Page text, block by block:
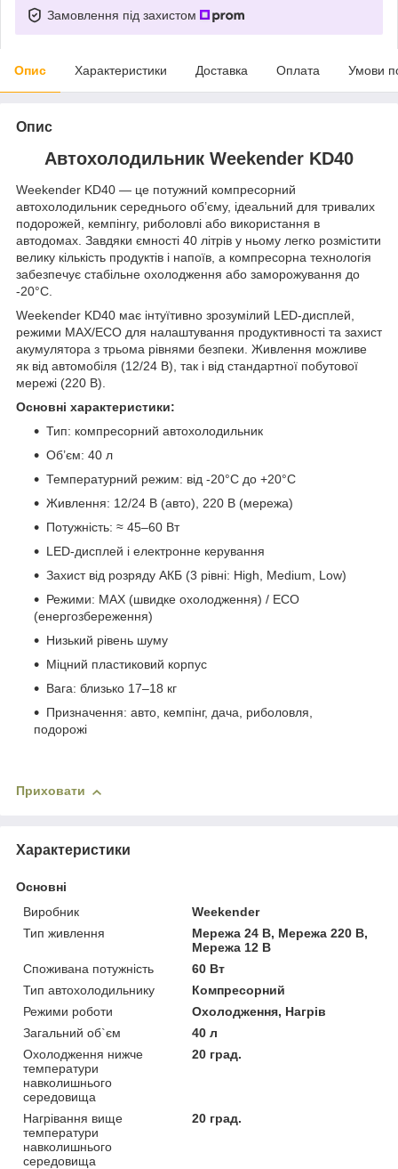
Замовлення під захистом
Опис Характеристики Доставка Оплата Умови
Опис
Автохолодильник Weekender KD40
Weekender KD40 — це потужний компресорний
автохолодильник середнього об’єму, ідеальний для тривалих
подорожей, кемпінгу, риболовлі або використання в
автодомах. Завдяки ємності 40 літрів у ньому легко розмістити
велику кількість продуктів і напоїв, а компресорна технологія
забезпечує стабільне охолодження або заморожування до
-20°C.
Weekender KD40 має інтуїтивно зрозумілий LED-дисплей,
режими MAX/ECO для налаштування продуктивності та захист
акумулятора з трьома рівнями безпеки. Живлення можливе
як від автомобіля (12/24 В), так і від стандартної побутової
мережі (220 В).
Основні характеристики:
Тип: компресорний автохолодильник
Об’єм: 40 л
Температурний режим: від -20°C до +20°C
Живлення: 12/24 В (авто), 220 В (мережа)
Потужність: ≈ 45–60 Вт
LED-дисплей і електронне керування
Захист від розряду АКБ (3 рівні: High, Medium, Low)
Режими: MAX (швидке охолодження) / ECO
(енергозбереження)
Низький рівень шуму
Міцний пластиковий корпус
Вага: близько 17–18 кг
Призначення: авто, кемпінг, дача, риболовля,
подорожі
Приховати
Характеристики
Основні
Виробник
Weekender
Тип живлення
Мережа 24 В, Мережа 220 В,
Мережа 12 В
Споживана потужність
60 Вт
Тип автохолодильнику
Компресорний
Режими роботи
Охолодження, Нагрів
Загальний об`єм
40 л
Охолодження нижче
температури
навколишнього
середовища
20 град.
Нагрівання вище
температури
навколишнього
середовища
20 град.